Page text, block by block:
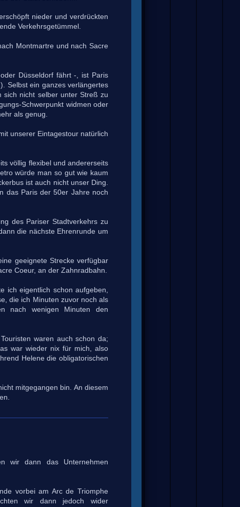
nieder und verdrückten
Verkehrsgetümmel.
Montmartre und nach Sacre
Düsseldorf fährt -, ist Paris
Selbst ein ganzes verlängertes
sich nicht selber unter Streß zu
Schwerpunkt widmen oder
als genug.
unserer Eintagestour natürlich
völlig flexibel und andererseits
würde man so gut wie kaum
ist auch nicht unser Ding.
das Paris der 50er Jahre noch
des Pariser Stadtverkehrs zu
die nächste Ehrenrunde um
geeignete Strecke verfügbar
Coeur, an der Zahnradbahn.
ich eigentlich schon aufgeben,
die ich Minuten zuvor noch als
nach wenigen Minuten den
waren auch schon da;
war wieder nix für mich, also
Helene die obligatorischen
mitgegangen bin. An diesem
wir dann das Unternehmen
vorbei am Arc de Triomphe
wir dann jedoch wider